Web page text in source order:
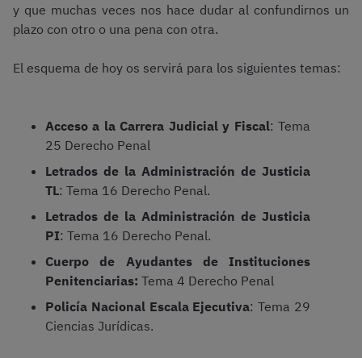
y que muchas veces nos hace dudar al confundirnos un
plazo con otro o una pena con otra.
El esquema de hoy os servirá para los siguientes temas:
Acceso a la Carrera Judicial y Fiscal: Tema
25 Derecho Penal
Letrados de la Administración de Justicia
TL: Tema 16 Derecho Penal.
Letrados de la Administración de Justicia
PI: Tema 16 Derecho Penal.
Cuerpo de Ayudantes de Instituciones
Penitenciarias: Tema 4 Derecho Penal
Policía Nacional Escala Ejecutiva: Tema 29
Ciencias Jurídicas.